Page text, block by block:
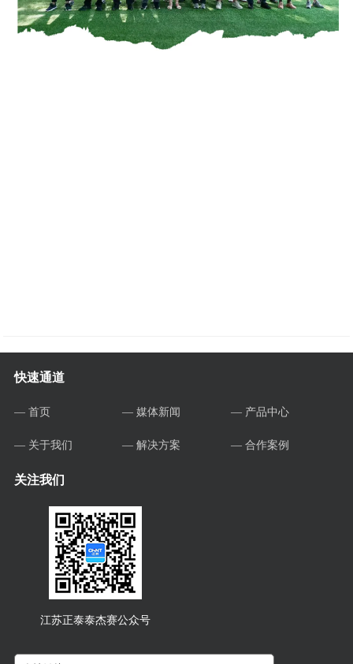
快速通道
— 首页 — 媒体新闻 — 产品中心
— 关于我们 — 解决方案 — 合作案例
关注我们
江苏正泰泰杰赛公众号